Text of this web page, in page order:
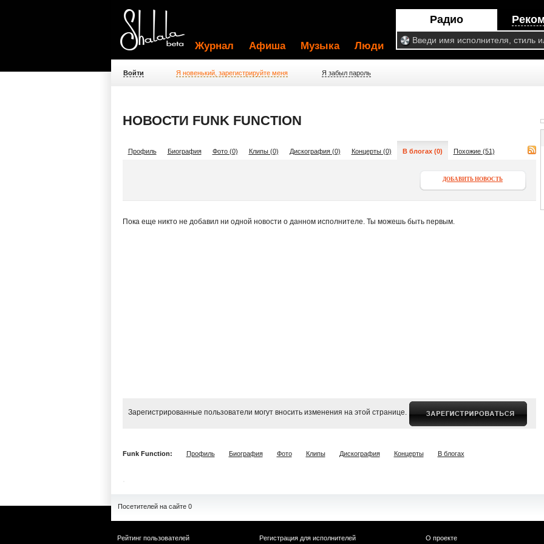
Радио
Журнал Афиша Музыка Люди
Войти Я новенький, зарегистрируйте меня Я забыл пароль
НОВОСТИ FUNK FUNCTION
Профиль Биография Фото (0) Клипы (0) Дискография (0) Концерты (0) В блогах (0) Похожие (51)
ДОБАВИТЬ НОВОСТЬ
Пока еще никто не добавил ни одной новости о данном исполнителе. Ты можешь быть первым.
Зарегистрированные пользователи могут вносить изменения на этой странице.
Funk Function: Профиль Биография Фото Клипы Дискография Концерты В блогах
Посетителей на сайте 0
Рейтинг пользователей
Регистрация для исполнителей
О проекте